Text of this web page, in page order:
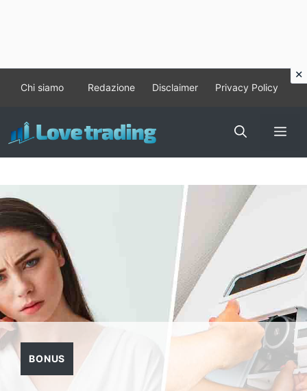
contenuto
Chi siamo Redazione Disclaimer Privacy Policy
BONUS